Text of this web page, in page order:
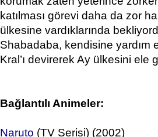
katılması görevi daha da zor
ülkesine vardıklarında
Shabadaba, kendisine yardım
Kral’ı devirerek Ay ülkesini ele
Bağlantılı Animeler:
Naruto (TV Serisi) (2002)